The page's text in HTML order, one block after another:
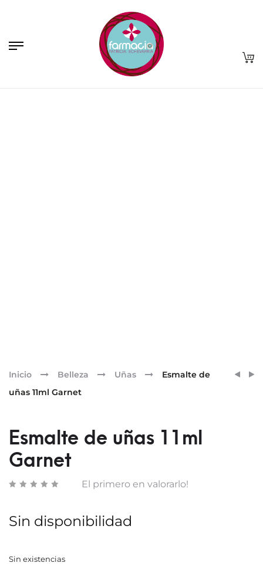
Inicio Belleza Uñas
Esmalte de
uñas 11ml Garnet
Esmalte de uñas 11ml
Garnet
El primero en valorarlo!
Sin disponibilidad
Sin existencias